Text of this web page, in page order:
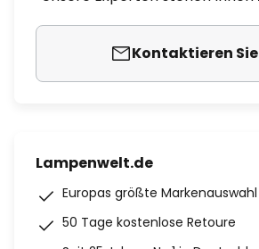
Kontaktieren
Lampenwelt.de
Europas größte Markenauswahl
50 Tage kostenlose Retoure